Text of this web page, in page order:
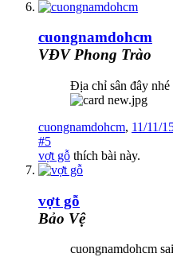
cuongnamdohcm
VĐV Phong Trào
Địa chỉ sân đây nhé
cuongnamdohcm, 11/11/
#5
vợt gỗ thích bài này.
vợt gỗ
Bảo Vệ
cuongnamdohcm